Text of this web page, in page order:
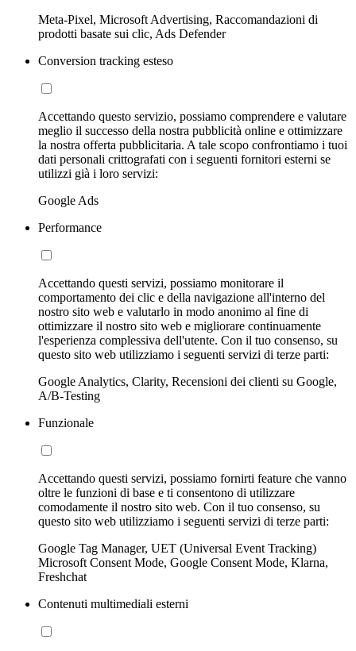
Meta-Pixel, Microsoft Advertising, Raccomandazioni di
prodotti basate sui clic, Ads Defender
Conversion tracking esteso
Accettando questo servizio, possiamo comprendere e valutare
meglio il successo della nostra pubblicità online e ottimizzare
la nostra offerta pubblicitaria. A tale scopo confrontiamo i tuoi
dati personali crittografati con i seguenti fornitori esterni se
utilizzi già i loro servizi:
Google Ads
Performance
Accettando questi servizi, possiamo monitorare il
comportamento dei clic e della navigazione all'interno del
nostro sito web e valutarlo in modo anonimo al fine di
ottimizzare il nostro sito web e migliorare continuamente
l'esperienza complessiva dell'utente. Con il tuo consenso, su
questo sito web utilizziamo i seguenti servizi di terze parti:
Google Analytics, Clarity, Recensioni dei clienti su Google,
A/B-Testing
Funzionale
Accettando questi servizi, possiamo fornirti feature che vanno
oltre le funzioni di base e ti consentono di utilizzare
comodamente il nostro sito web. Con il tuo consenso, su
questo sito web utilizziamo i seguenti servizi di terze parti:
Google Tag Manager, UET (Universal Event Tracking)
Microsoft Consent Mode, Google Consent Mode, Klarna,
Freshchat
Contenuti multimediali esterni